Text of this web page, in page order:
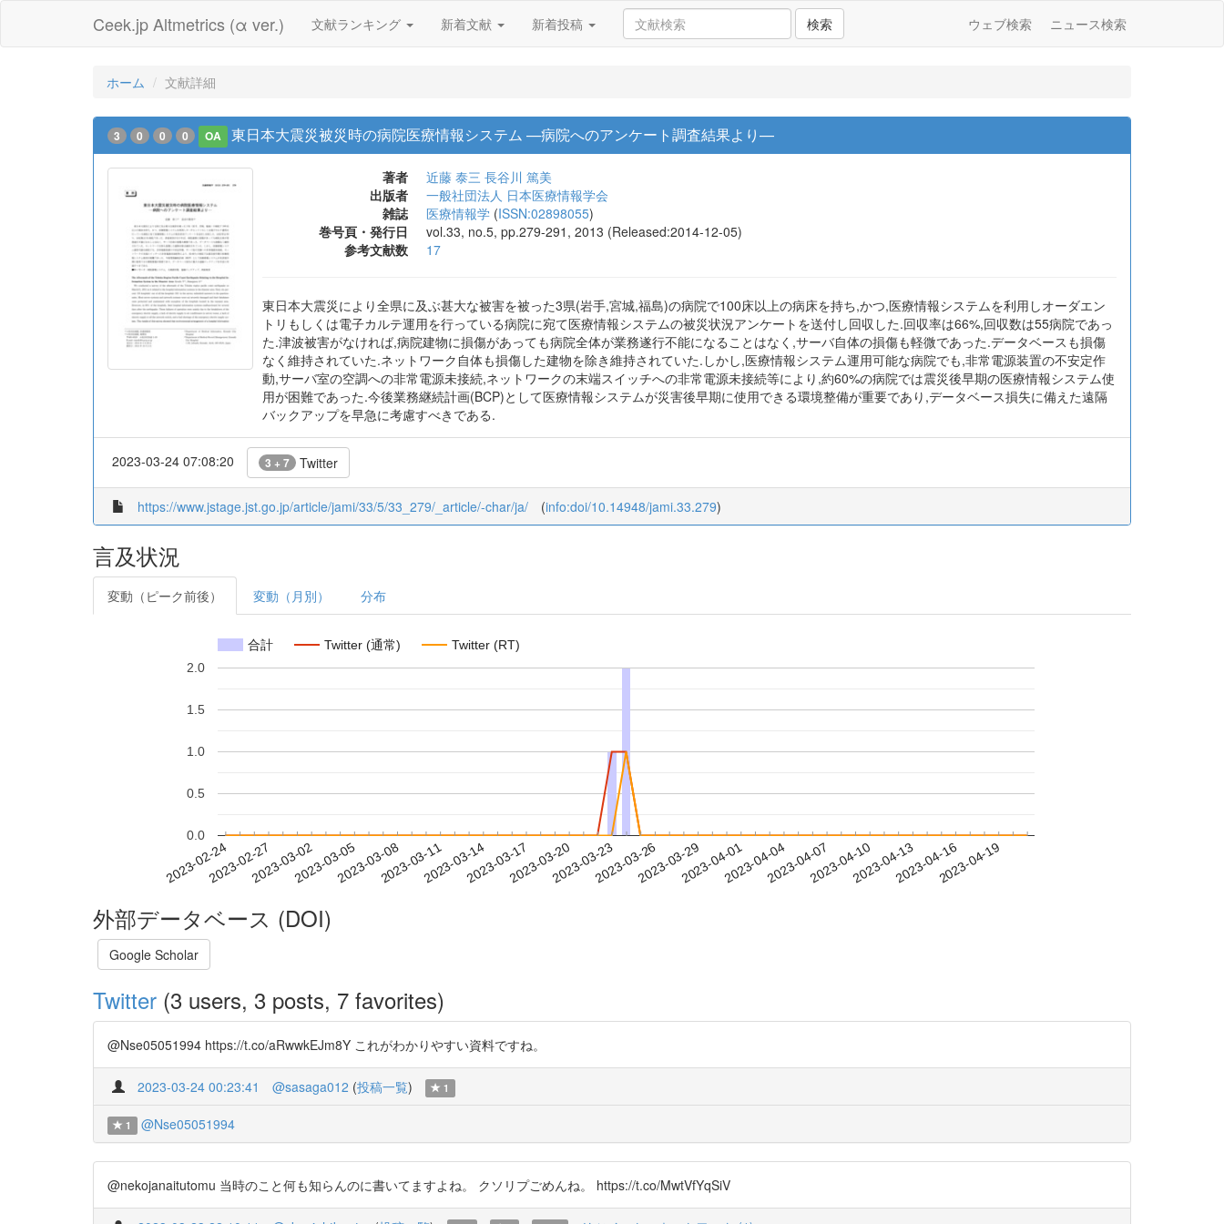
Ceek.jp Altmetrics (α ver.) 文献ランキング 新着文献 新着投稿 検索 ウェブ検索 ニュース検索
ホーム 文献詳細
3 0 0 0 OA 東日本大震災被災時の病院医療情報システム —病院へのアンケート調査結果より—
著者 近藤 泰三 長谷川 篤美
出版者
一般社団法人 日本医療情報学会
雑誌
医療情報学 (ISSN:02898055)
巻号頁・発行日
vol.33, no.5, pp.279-291, 2013 (Released:2014-12-05)
参考文献数
17
東日本大震災により全県に及ぶ甚大な被害を被った3県(岩手,宮城,福島)の病院で100床以上の病床を持ち,かつ,医療情報システムを利用しオーダエン
トリもしくは電子カルテ運用を行っている病院に宛て医療情報システムの被災状況アンケートを送付し回収した.回収率は66%,回収数は55病院であっ
た.津波被害がなければ,病院建物に損傷があっても病院全体が業務遂行不能になることはなく,サーバ自体の損傷も軽微であった.データベースも損傷
なく維持されていた.ネットワーク自体も損傷した建物を除き維持されていた.しかし,医療情報システム運用可能な病院でも,非常電源装置の不安定作
動,サーバ室の空調への非常電源未接続,ネットワークの末端スイッチへの非常電源未接続等により,約60%の病院では震災後早期の医療情報システム使
用が困難であった.今後業務継続計画(BCP)として医療情報システムが災害後早期に使用できる環境整備が重要であり,データベース損失に備えた遠隔
バックアップを早急に考慮すべきである.
2023-03-24 07:08:20 3 + 7 Twitter
https://www.jstage.jst.go.jp/article/jami/33/5/33_279/_article/-char/ja/ (info:doi/10.14948/jami.33.279)
言及状況
変動（ピーク前後） 変動（月別） 分布
合計 Twitter (通常) Twitter (RT)
2023-02-242023-02-272023-03-022023-03-052023-03-082023-03-112023-03-142023-03-172023-03-202023-03-232023-03-262023-03-292023-04-012023-04-042023-04-072023-04-102023-04-132023-04-162023-04-19
0.0
0.5
1.0
1.5
2.0
外部データベース (DOI)
Google Scholar
Twitter (3 users, 3 posts, 7 favorites)
@Nse05051994 https://t.co/aRwwkEJm8Y これがわかりやすい資料ですね。
2023-03-24 00:23:41 @sasaga012 (投稿一覧) 1
1 @Nse05051994
@nekojanaitutomu 当時のこと何も知らんのに書いてますよね。 クソリプごめんね。 https://t.co/MwtVfYqSiV